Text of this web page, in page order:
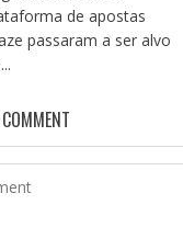
de apostas
passaram a ser alvo